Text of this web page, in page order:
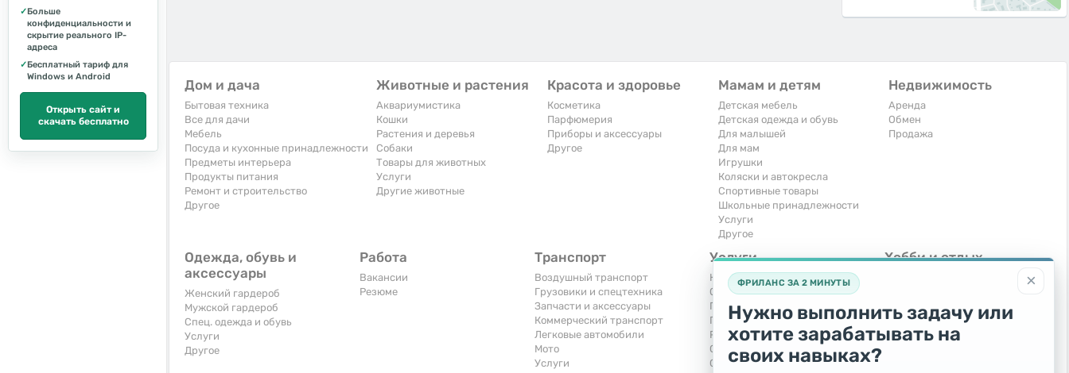
✓Больше
конфиденциальности и
скрытие реального IP-
адреса
✓Бесплатный тариф для
Windows и Android
Открыть сайт и
скачать бесплатно
Дом и дача
Бытовая техника
Все для дачи
Мебель
Посуда и кухонные принадлежности
Предметы интерьера
Продукты питания
Ремонт и строительство
Другое
Животные и растения
Аквариумистика
Кошки
Растения и деревья
Собаки
Товары для животных
Услуги
Другие животные
Красота и здоровье
Косметика
Парфюмерия
Приборы и аксессуары
Другое
Мамам и детям
Детская мебель
Детская одежда и обувь
Для малышей
Для мам
Игрушки
Коляски и автокресла
Спортивные товары
Школьные принадлежности
Услуги
Другое
Недвижимость
Аренда
Обмен
Продажа
Одежда, обувь и
аксессуары
Женский гардероб
Мужской гардероб
Спец. одежда и обувь
Услуги
Другое
Работа
Вакансии
Резюме
Транспорт
Воздушный транспорт
Грузовики и спецтехника
Запчасти и аксессуары
Коммерческий транспорт
Легковые автомобили
Мото
Услуги
Услуги
Компьютеры, интернет
Обучение и репетиторство
Перевозки и транспорт
Праздники и мероприятия
Ремонт и установка техники
Сиделки, горничные
Строительство и ремонт
Хобби и отдых
Спорт и отдых
Другое
×
ФРИЛАНС ЗА 2 МИНУТЫ
Нужно выполнить задачу или
хотите зарабатывать на
своих навыках?